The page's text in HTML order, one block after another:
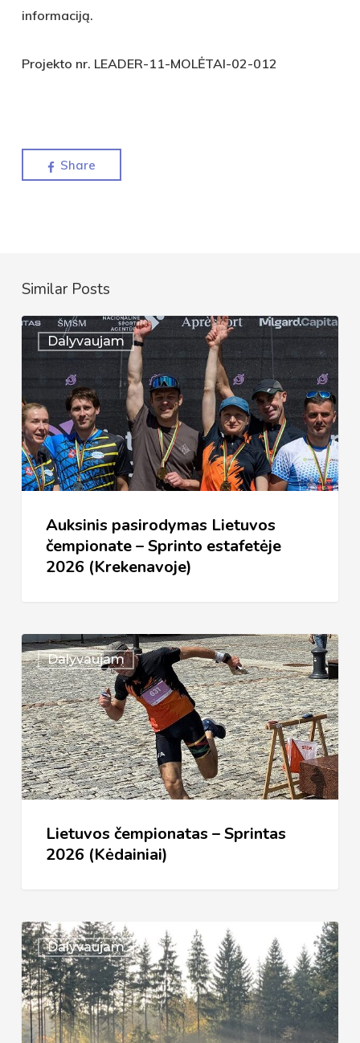
informaciją.
Projekto nr. LEADER-11-MOLĖTAI-02-012
Share
Similar Posts
Dalyvaujam
Auksinis
pasirodymas
Lietuvos
čempionate
–
Sprinto
estafetėje
(Krekenavoje)
Auksinis pasirodymas Lietuvos
čempionate – Sprinto estafetėje
2026 (Krekenavoje)
Dalyvaujam
Lietuvos
čempionatas
–
Sprintas
2026
(Kėdainiai)
Lietuvos čempionatas – Sprintas
2026 (Kėdainiai)
Dalyvaujam
Vilnius
2026